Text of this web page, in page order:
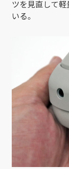
ツを見直して
いる。